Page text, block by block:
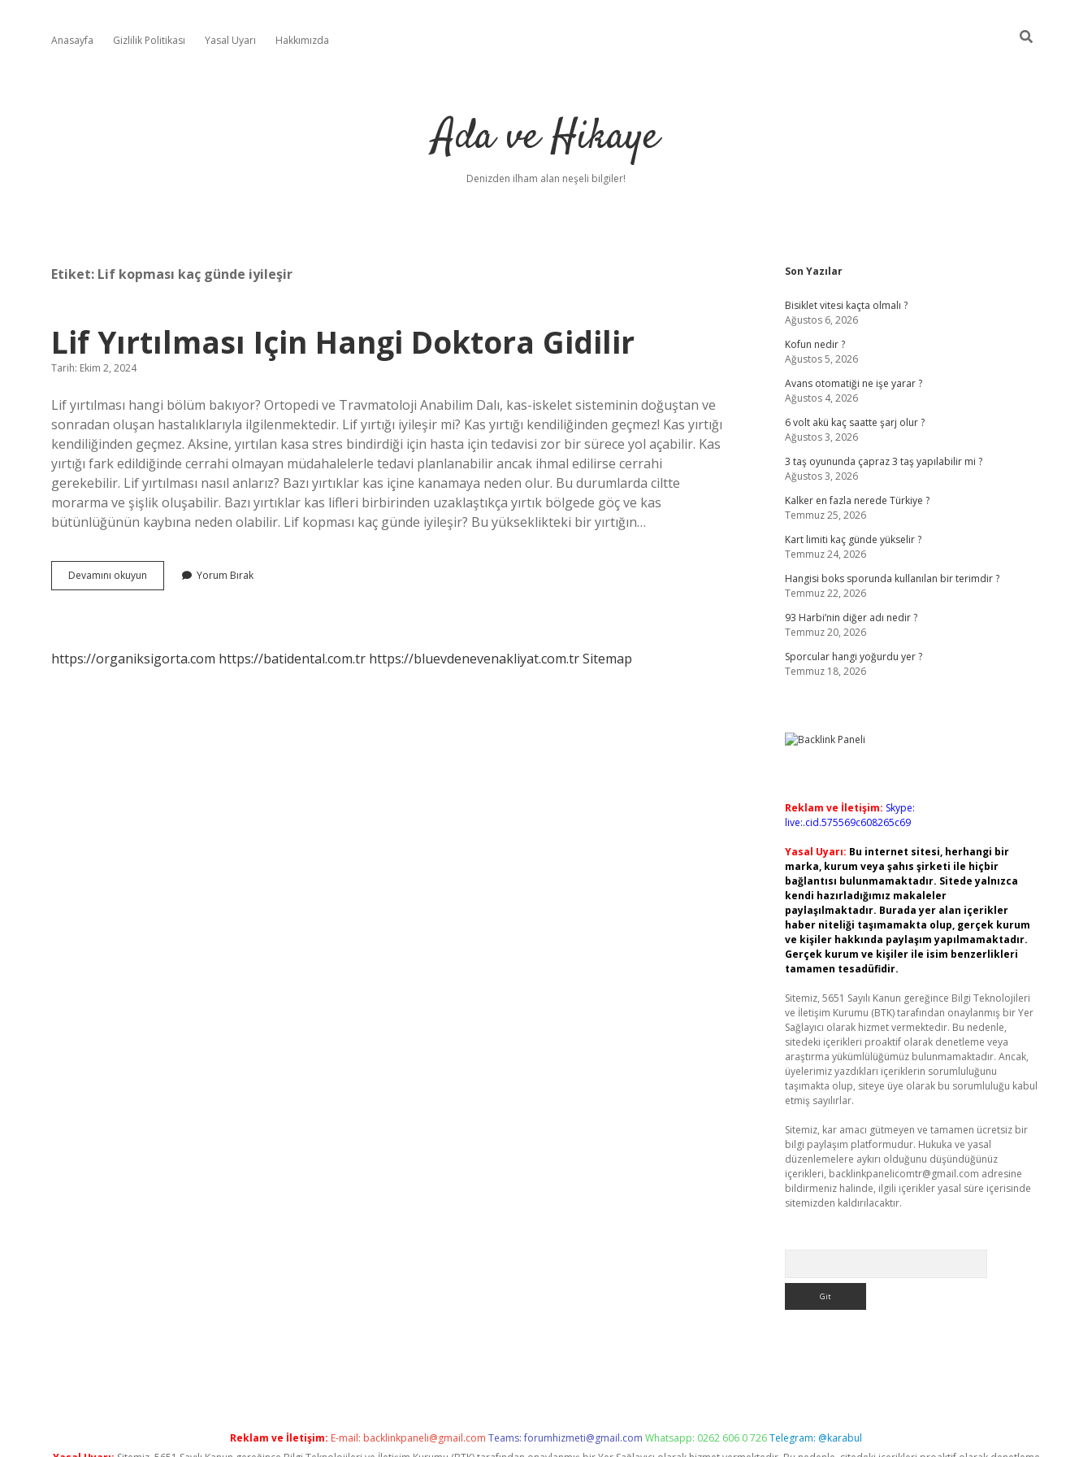
Anasayfa Gizlilik Politikası Yasal Uyarı Hakkımızda
Ada ve Hikaye
Denizden ilham alan neşeli bilgiler!
Etiket: Lif kopması kaç günde iyileşir
Lif Yırtılması Için Hangi Doktora Gidilir
Tarih: Ekim 2, 2024
Lif yırtılması hangi bölüm bakıyor? Ortopedi ve Travmatoloji Anabilim Dalı, kas-iskelet sisteminin doğuştan ve
sonradan oluşan hastalıklarıyla ilgilenmektedir. Lif yırtığı iyileşir mi? Kas yırtığı kendiliğinden geçmez! Kas yırtığı
kendiliğinden geçmez. Aksine, yırtılan kasa stres bindirdiği için hasta için tedavisi zor bir sürece yol açabilir. Kas
yırtığı fark edildiğinde cerrahi olmayan müdahalelerle tedavi planlanabilir ancak ihmal edilirse cerrahi
gerekebilir. Lif yırtılması nasıl anlarız? Bazı yırtıklar kas içine kanamaya neden olur. Bu durumlarda ciltte
morarma ve şişlik oluşabilir. Bazı yırtıklar kas lifleri birbirinden uzaklaştıkça yırtık bölgede göç ve kas
bütünlüğünün kaybına neden olabilir. Lif kopması kaç günde iyileşir? Bu yükseklikteki bir yırtığın…
Devamını okuyun
Yırtılması
Yorum Bırak
https://organiksigorta.com https://batidental.com.tr https://bluevdenevenakliyat.com.trSitemap
Sidebar
Son Yazılar
Bisiklet vitesi kaçta olmalı ?
Ağustos 6, 2026
Kofun nedir ?
Ağustos 5, 2026
Avans otomatiği ne işe yarar ?
Ağustos 4, 2026
6 volt akü kaç saatte şarj olur ?
Ağustos 3, 2026
3 taş oyununda çapraz 3 taş yapılabilir mi ?
Ağustos 3, 2026
Kalker en fazla nerede Türkiye ?
Temmuz 25, 2026
Kart limiti kaç günde yükselir ?
Temmuz 24, 2026
Hangisi boks sporunda kullanılan bir terimdir ?
Temmuz 22, 2026
93 Harbi’nin diğer adı nedir ?
Temmuz 20, 2026
Sporcular hangi yoğurdu yer ?
Temmuz 18, 2026
Reklam ve İletişim: Skype:
live:.cid.575569c608265c69
Yasal Uyarı: Bu internet sitesi, herhangi bir
marka, kurum veya şahıs şirketi ile hiçbir
bağlantısı bulunmamaktadır. Sitede yalnızca
kendi hazırladığımız makaleler
paylaşılmaktadır. Burada yer alan içerikler
haber niteliği taşımamakta olup, gerçek kurum
ve kişiler hakkında paylaşım yapılmamaktadır.
Gerçek kurum ve kişiler ile isim benzerlikleri
tamamen tesadüfidir.
Sitemiz, 5651 Sayılı Kanun gereğince Bilgi Teknolojileri
ve İletişim Kurumu (BTK) tarafından onaylanmış bir Yer
Sağlayıcı olarak hizmet vermektedir. Bu nedenle,
sitedeki içerikleri proaktif olarak denetleme veya
araştırma yükümlülüğümüz bulunmamaktadır. Ancak,
üyelerimiz yazdıkları içeriklerin sorumluluğunu
taşımakta olup, siteye üye olarak bu sorumluluğu kabul
etmiş sayılırlar.
Sitemiz, kar amacı gütmeyen ve tamamen ücretsiz bir
bilgi paylaşım platformudur. Hukuka ve yasal
düzenlemelere aykırı olduğunu düşündüğünüz
içerikleri, backlinkpanelicomtr@gmail.com adresine
bildirmeniz halinde, ilgili içerikler yasal süre içerisinde
sitemizden kaldırılacaktır.
Reklam ve İletişim: E-mail: backlinkpaneli@gmail.com Teams:forumhizmeti@gmail.com Whatsapp: 0262 606 0 726Telegram: @karabul